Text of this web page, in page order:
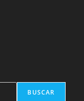
BUSCAR